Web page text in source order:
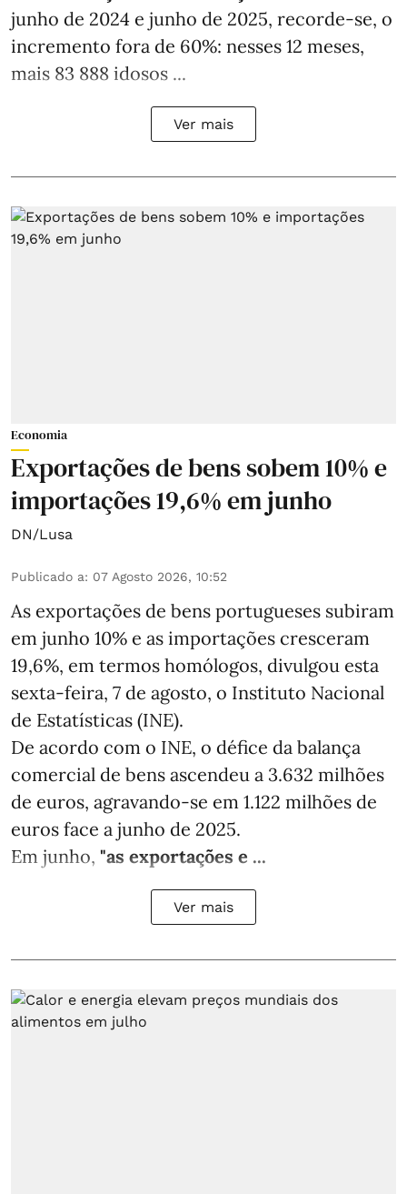
junho de 2024 e junho de 2025, recorde-se, o
incremento fora de 60%: nesses 12 meses,
mais 83 888 idosos ...
Ver mais
Economia
Exportações de bens sobem 10% e
importações 19,6% em junho
DN/Lusa
Publicado a: 07 Agosto 2026, 10:52
As exportações de bens portugueses subiram
em junho 10% e as importações cresceram
19,6%, em termos homólogos, divulgou esta
sexta-feira, 7 de agosto, o Instituto Nacional
de Estatísticas (INE).
De acordo com o INE, o défice da balança
comercial de bens ascendeu a 3.632 milhões
de euros, agravando-se em 1.122 milhões de
euros face a junho de 2025.
Em junho, "as exportações e ...
Ver mais